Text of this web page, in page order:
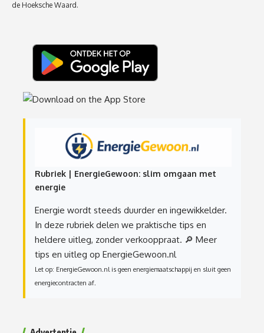
de Hoeksche Waard.
Rubriek | EnergieGewoon: slim omgaan met
energie
Energie wordt steeds duurder en ingewikkelder.
In deze rubriek delen we praktische tips en
heldere uitleg, zonder verkooppraat. 🔎 Meer
tips en uitleg op EnergieGewoon.nl
Let op: EnergieGewoon.nl is geen energiemaatschappij en sluit geen
energiecontracten af.